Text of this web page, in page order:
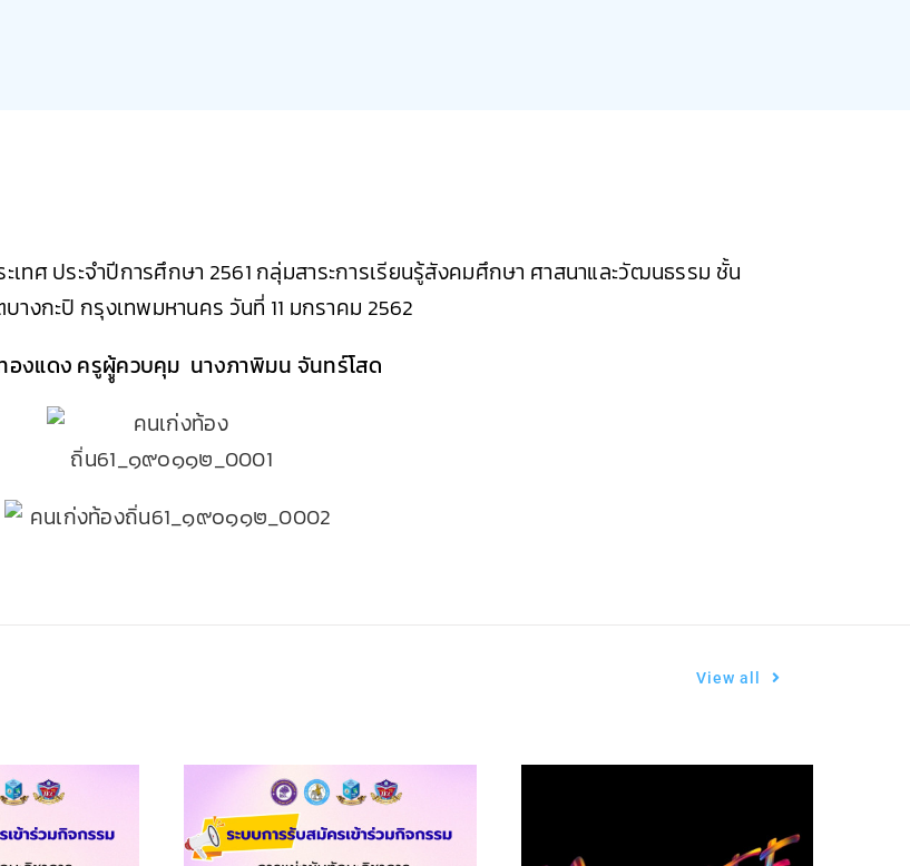
เทศ ประจำปีการศึกษา 2561 กลุ่มสาระการเรียนรู้สังคมศึกษา ศาสนาและวัฒนธรรม ชั้น
งกะปิ กรุงเทพมหานคร วันที่ 11 มกราคม 2562
งแดง ครูผูู้ควบคุม นางภาพิมน จันทร์โสด
View all